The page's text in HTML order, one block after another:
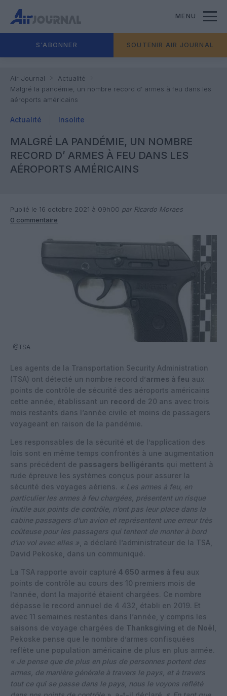
MENU
S'ABONNER SOUTENIR AIR JOURNAL
Air Journal
Actualité
Malgré la pandémie, un nombre record d’ armes à feu dans les
aéroports américains
Actualité Insolite
MALGRÉ LA PANDÉMIE, UN NOMBRE
RECORD D’ ARMES À FEU DANS LES
AÉROPORTS AMÉRICAINS
Publié le 16 octobre 2021 à 09h00 par Ricardo Moraes
0 commentaire
@TSA
Les agents de la Transportation Security Administration
(TSA) ont détecté un nombre record d’armes à feu aux
points de contrôle de sécurité des aéroports américains
cette année, établissant un record de 20 ans avec trois
mois restants dans l’année civile et moins de passagers
voyageant en raison de la pandémie.
Les responsables de la sécurité et de l’application des
lois sont en même temps confrontés à une augmentation
sans précédent de passagers belligérants qui mettent à
rude épreuve les systèmes conçus pour assurer la
sécurité des voyages aériens. « Les armes à feu, en
particulier les armes à feu chargées, présentent un risque
inutile aux points de contrôle, n’ont pas leur place dans la
cabine passagers d’un avion et représentent une erreur très
coûteuse pour les passagers qui tentent de monter à bord
d’un vol avec elles » , a déclaré l’administrateur de la TSA,
David Pekoske, dans un communiqué.
La TSA rapporte avoir capturé 4 650 armes à feu aux
points de contrôle au cours des 10 premiers mois de
l’année, dont la majorité étaient chargées. Ce nombre
dépasse le record annuel de 4 432, établi en 2019. Et
avec 11 semaines restantes dans l’année, y compris les
saisons de voyage chargées de Thanksgiving et de Noël
Pekoske pense que le nombre d’armes confisquées
reflète une population américaine de plus en plus armée.
« Je pense que de plus en plus de personnes portent des
armes, de manière générale à travers le pays, et à travers
tout ce qui se passe dans le pays, nous le voyons reflété